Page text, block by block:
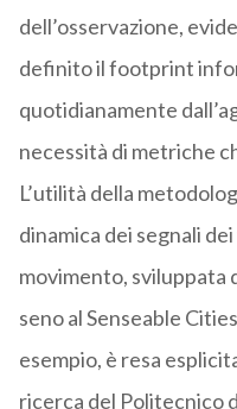
dell’osservazione,
definito il footprint
quotidianamente
necessità di metriche
L’utilità della
dinamica dei segnali
movimento, sviluppata
seno al Senseable
esempio, è resa
ricerca del Politecnico